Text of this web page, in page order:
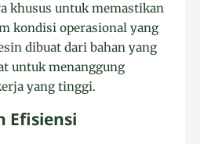
khusus untuk memastikan
kondisi operasional yang
dibuat dari bahan yang
untuk menanggung
yang tinggi.
Efisiensi